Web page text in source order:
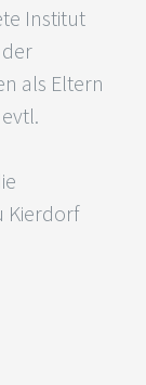
Institut
als Eltern
Kierdorf